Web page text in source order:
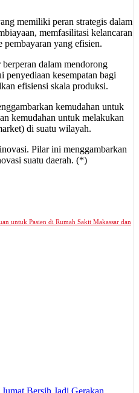
memiliki peran strategis dalam
memfasilitasi kelancaran
pembayaran yang efisien.
dalam mendorong
kesempatan bagi
efisiensi skala produksi.
kemudahan untuk
kemudahan untuk melakukan
di suatu wilayah.
Pilar ini menggambarkan
suatu daerah. (*)
untuk Pasien di Rumah Sakit Makassar dan
Bersih Jadi Gerakan